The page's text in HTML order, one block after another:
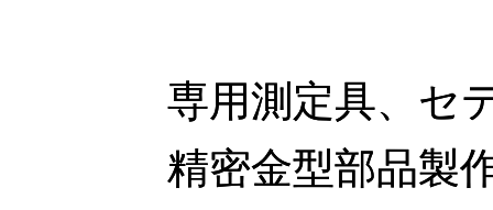
専用測定具、セ
精密金型部品製